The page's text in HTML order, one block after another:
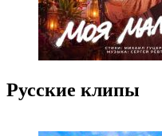
Русские клипы